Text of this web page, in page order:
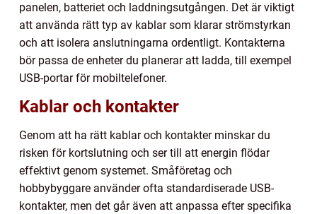
panelen, batteriet och laddningsutgången. Det är viktigt
att använda rätt typ av kablar som klarar strömstyrkan
och att isolera anslutningarna ordentligt. Kontakterna
bör passa de enheter du planerar att ladda, till exempel
USB-portar för mobiltelefoner.
Kablar och kontakter
Genom att ha rätt kablar och kontakter minskar du
risken för kortslutning och ser till att energin flödar
effektivt genom systemet. Småföretag och
hobbybyggare använder ofta standardiserade USB-
kontakter, men det går även att anpassa efter specifika